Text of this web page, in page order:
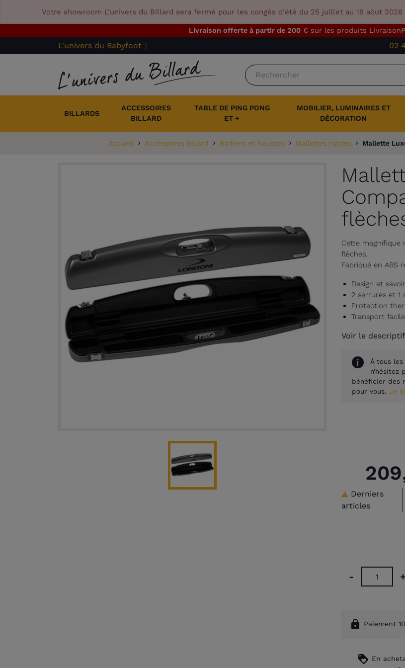
Votre showroom L'univers du Billard sera fermé pour les congés d'été du 25 juillet au 19 aôut 2026
Livraison offerte à partir de 200 € sur les produits
L'univers du Babyfoot 〉 02
BILLARDS
ACCESSOIRES
BILLARD
TABLE DE PING PONG
ET +
MOBILIER, LUMINAIRES ET
DÉCORATION
Accueil Accessoires billard Boitiers et housses Mallettes rigides Mallette
Cette magnifique
flèches.
Fabriqué en ABS
Design et
2 serrures et 1
Protection
Transport
Voir le
À tous
n’hésitez
bénéficier des
pour vous. Je
 Derniers
articles
- +
lock Paiement
loyalty En